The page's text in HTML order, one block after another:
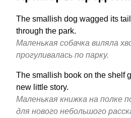
The smallish dog wagged its
through the park.
Маленькая собачка виляла
прогуливалась по парку.
The smallish book on the shelf
new little story.
Маленькая книжка на полке
для нового небольшого